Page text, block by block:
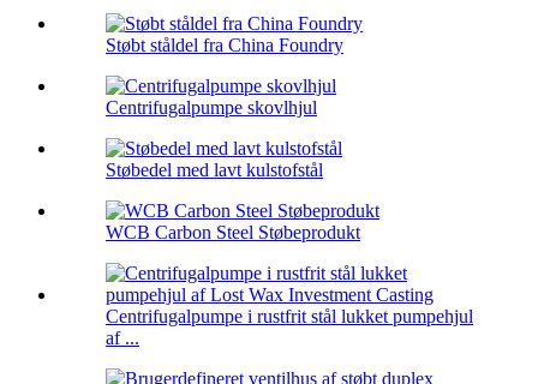
Støbt ståldel fra China Foundry
Centrifugalpumpe skovlhjul
Støbedel med lavt kulstofstål
WCB Carbon Steel Støbeprodukt
Centrifugalpumpe i rustfrit stål lukket pumpehjul
af ...